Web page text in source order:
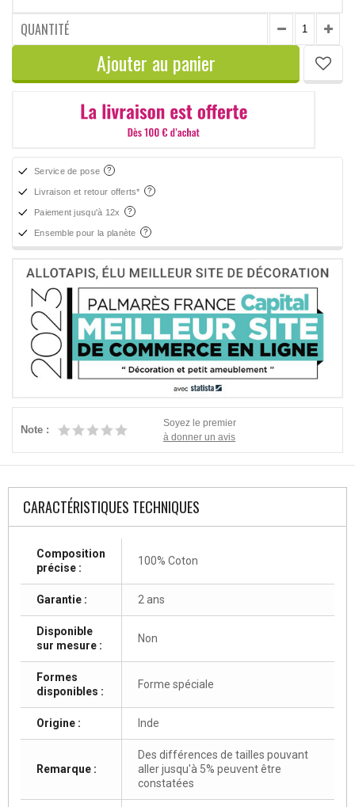
QUANTITÉ
Ajouter au panier
Service de pose
Livraison et retour offerts*
Paiement jusqu'à 12x
Ensemble pour la planète
Note :
Soyez le premier
à donner un avis
CARACTÉRISTIQUES TECHNIQUES
Composition
précise :
100% Coton
Garantie : 2 ans
Disponible
sur mesure :
Non
Formes
disponibles :
Forme spéciale
Origine : Inde
Remarque :
Des différences de tailles pouvant
aller jusqu'à 5% peuvent être
constatées